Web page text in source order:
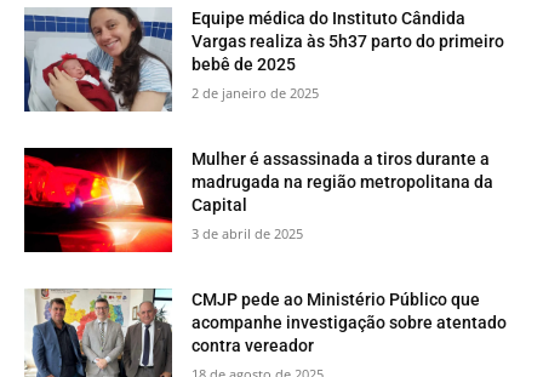
Equipe médica do Instituto Cândida
Vargas realiza às 5h37 parto do primeiro
bebê de 2025
2 de janeiro de 2025
Mulher é assassinada a tiros durante a
madrugada na região metropolitana da
Capital
3 de abril de 2025
CMJP pede ao Ministério Público que
acompanhe investigação sobre atentado
contra vereador